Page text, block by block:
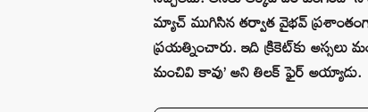
మ్యాచ్ ముగిసిన తర్వాత వైభవ్
ప్రయత్నించారు. ఇది క్రికెట్‌కు
మంచివి కావు’ అని తిలక్ ఫైర్ అయ్యాడు.